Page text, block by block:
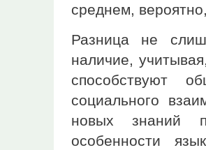
среднем,
Разница не
наличие,
способствуют
социального
новых знаний
особенности